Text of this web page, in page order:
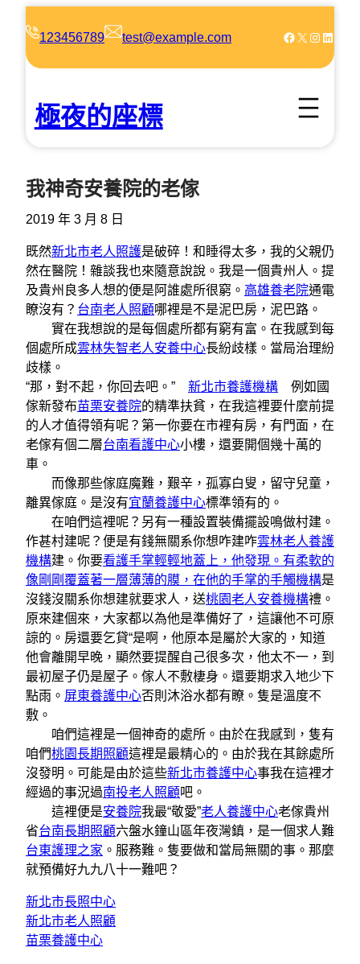
123456789 test@example.com Facebook X Instagram LinkedIn
極夜的座標
我神奇安養院的老傢
2019 年 3 月 8 日
既然新北市老人照護是破碎！和睡得太多，我的父親仍
然在醫院！雜談我也來隨意說說。我是一個貴州人。提
及貴州良多人想的便是阿誰處所很窮。 高雄養老院通電
瞭沒有？ 台南老人照顧哪裡是不是泥巴房，泥巴路。
實在我想說的是每個處所都有窮有富。在我感到每
個處所成雲林失智老人安養中心長紛歧樣。當局治理紛
歧樣。
“那，對不起，你回去吧。” 新北市養護機構 例如國
傢新發布苗栗安養院的精準扶貧，在我這裡要什麼前提
的人才值得領有呢？第一你要在市裡有房，有門面，在
老傢有個二層台南看護中心小樓，還要開個幾十萬的
車。
而像那些傢庭魔難，艱辛，孤寡白叟，留守兒童，
離異傢庭。是沒有宜蘭養護中心標準領有的。
在咱們這裡呢？另有一種設置裝備擺設鳴做村建。
作甚村建呢？便是有錢無關系你想咋建咋雲林老人養護
機構建。你要看護手掌輕輕地蓋上，他發現。有柔軟的
像剛剛覆蓋著一層薄薄的膜，在他的手掌的手觸機構是
沒錢沒關系你想建就要求人，送桃園老人安養機構禮。
原來建個來，大家都以為他是準備好了，這讓他不可原
諒的。房還要乞貸“是啊，他原本是屬於大家的，知道
他會離開早晚，顯然要提醒自己很多次，他太不一，到
最初屋子仍是屋子。傢人不敷棲身。還要期求入地少下
點雨。 屏東養護中心否則沐浴水都有瞭。隻是溫度不
敷。
咱們這裡是一個神奇的處所。由於在我感到，隻有
咱們桃園長期照顧這裡是最精心的。由於我在其餘處所
沒發明。可能是由於這些新北市養護中心事我在這裡才
經過的事況過南投老人照顧吧。
這裡便是安養院我最“敬愛”老人養護中心老傢貴州
省台南長期照顧六盤水鐘山區年夜灣鎮，是一個求人難
台東護理之家 。服務難。隻要做和當局無關的事。那麼
就預備好九九八十一難吧？
新北市長照中心
新北市老人照顧
苗栗養護中心